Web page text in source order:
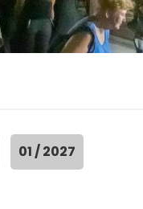
01 / 2027